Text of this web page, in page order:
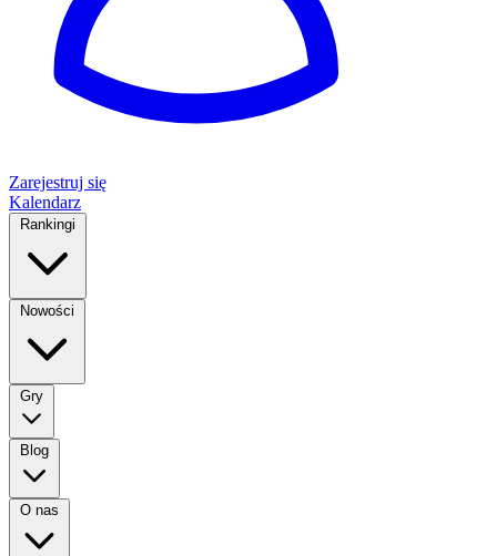
Zarejestruj się
Kalendarz
Rankingi
Nowości
Gry
Blog
O nas